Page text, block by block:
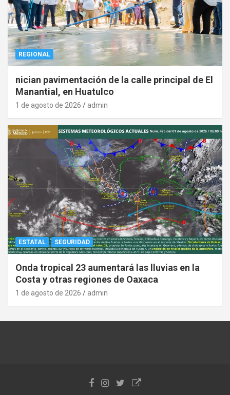
REGIONAL
nician pavimentación de la calle principal de El
Manantial, en Huatulco
1 de agosto de 2026 admin
ESTATAL SEGURIDAD
Onda tropical 23 aumentará las lluvias en la
Costa y otras regiones de Oaxaca
1 de agosto de 2026 admin